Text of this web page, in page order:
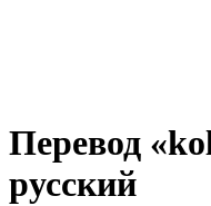
Перевод
русский